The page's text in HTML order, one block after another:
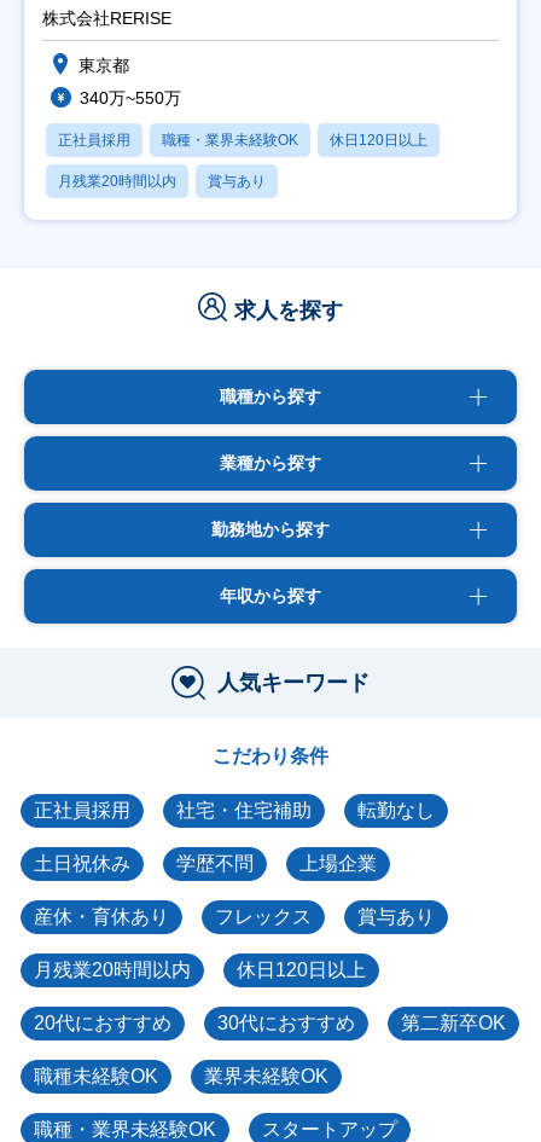
株式会社RERISE
東京都
340万~550万
正社員採用 職種・業界未経験OK 休日120日以上
月残業20時間以内 賞与あり
求人を探す
職種から探す
業種から探す
勤務地から探す
年収から探す
人気キーワード
こだわり条件
正社員採用 社宅・住宅補助 転勤なし
土日祝休み 学歴不問 上場企業
産休・育休あり フレックス 賞与あり
月残業20時間以内 休日120日以上
20代におすすめ 30代におすすめ 第二新卒OK
職種未経験OK 業界未経験OK
職種・業界未経験OK スタートアップ